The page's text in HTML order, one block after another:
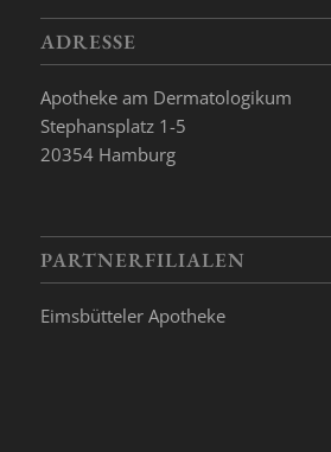
ADRESSE
Apotheke am Dermatologikum
Stephansplatz 1-5
20354 Hamburg
PARTNERFILIALEN
Eimsbütteler Apotheke